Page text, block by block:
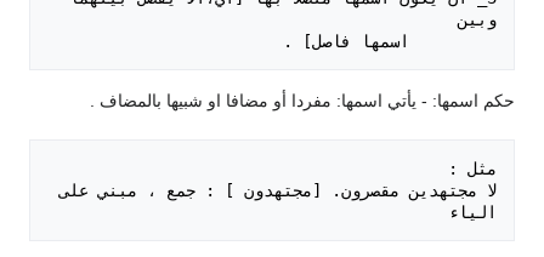
حكم اسمها: - يأتي اسمها: مفردا أو مضافا او شبيها بالمضاف .
لا مجتهدين مقصرون. [مجتهدون ] : جمع ، مبني على
الياء